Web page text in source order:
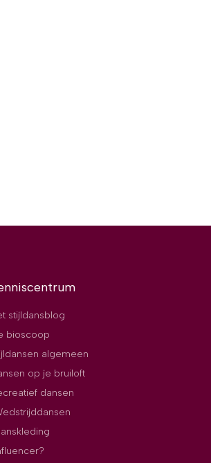
stijldansblog
bioscoop
algemeen
op je bruiloft
dansen